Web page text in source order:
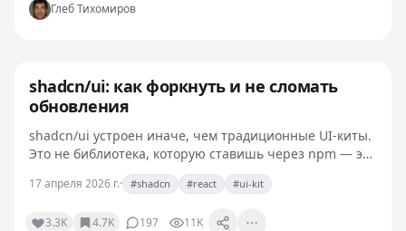
Глеб Тихомиров
shadcn/ui: как форкнуть и не сломать
обновления
shadcn/ui устроен иначе, чем традиционные UI-киты.
Это не библиотека, которую ставишь через npm — это
набор компонентов, которые генерируются прямо в
твой проект. Это даёт максимальный контроль и…
17 апреля 2026 г.· #shadcn #react #ui-kit
3.3K 4.7K 197 11K